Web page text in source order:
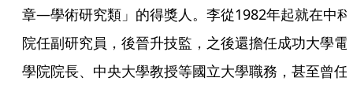
章—學術研究類」的得獎人。李從1982年起就在中科
院任副研究員，後晉升技監，之後還擔任成功大學電
學院院長、中央大學教授等國立大學職務，甚至曾任